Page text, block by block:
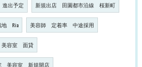
出予定 新規出店 田園都市沿線 桜新町
Ria 美容師 定着率 中途採用
容室 面貸
美容室 新規開店